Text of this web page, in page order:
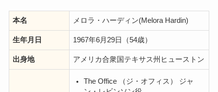
本名 メロラ・ハーディン(Melora Hardin)
生年月日 1967年6月29日（54歳）
出身地 アメリカ合衆国テキサス州ヒューストン
The Office （ジ・オフィス） ジャ